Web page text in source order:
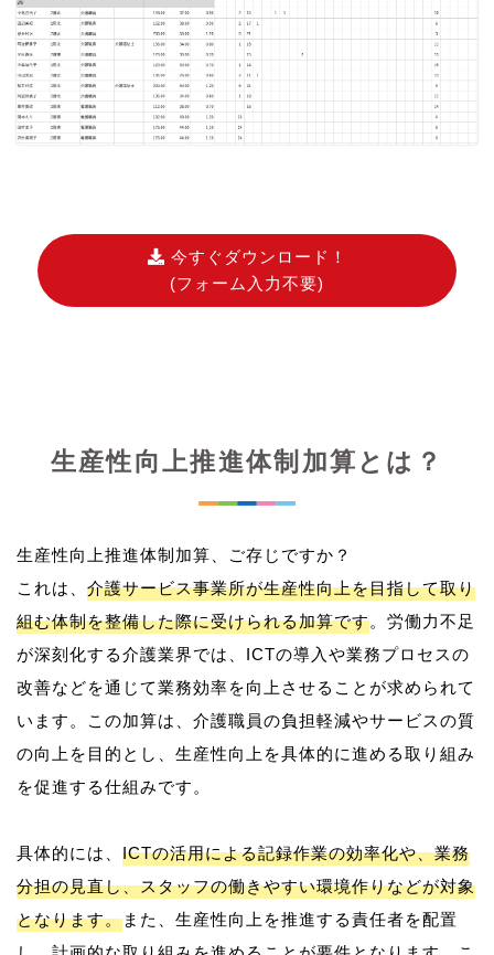
今すぐダウンロード！
(フォーム入力不要)
生産性向上推進体制加算とは？
生産性向上推進体制加算、ご存じですか？
これは、 介護サービス事業所が生産性向上を目指して取り
組む体制を整備した際に受けられる加算です。労働力不足
が深刻化する介護業界では、ICTの導入や業務プロセスの
改善などを通じて業務効率を向上させることが求められて
います。この加算は、介護職員の負担軽減やサービスの質
の向上を目的とし、生産性向上を具体的に進める取り組み
を促進する仕組みです。
具体的には、 ICTの活用による記録作業の効率化や、業務
分担の見直し、スタッフの働きやすい環境作りなどが対象
となります。また、生産性向上を推進する責任者を配置